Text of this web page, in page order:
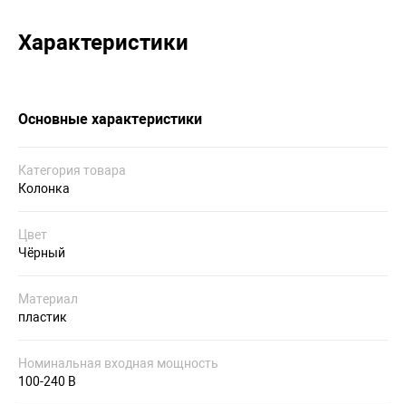
Характеристики
Основные характеристики
Категория товара
Колонка
Цвет
Чёрный
Материал
пластик
Номинальная входная мощность
100-240 В